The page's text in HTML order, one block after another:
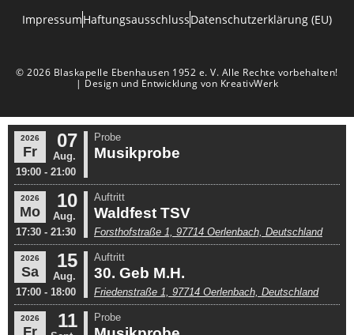
ImpressumHaftungsausschlussDatenschutzerklärung (EU)
© 2026 Blaskapelle Ebenhausen 1952 e. V. Alle Rechte vorbehalten!
| Design und Entwicklung von KreativWerk